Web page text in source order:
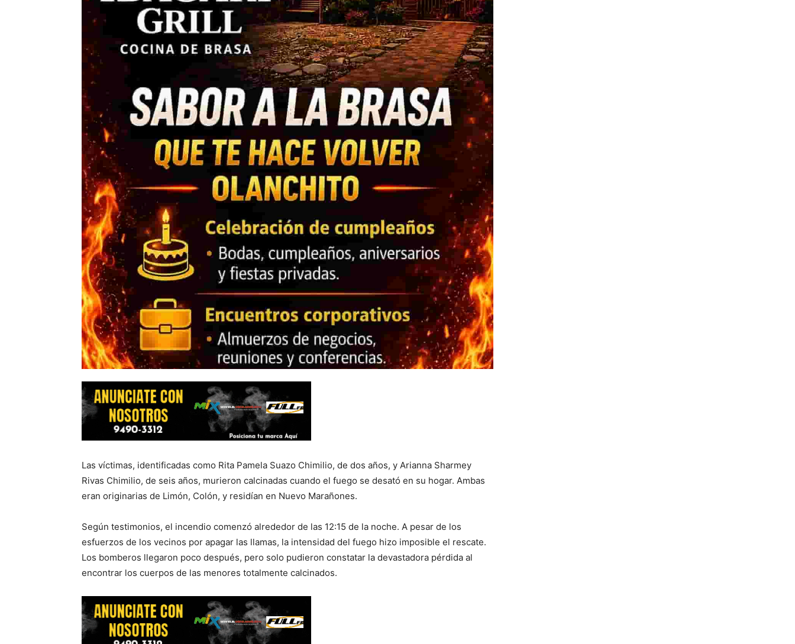
Las víctimas, identificadas como Rita Pamela Suazo Chimilio, de dos años, y Arianna Sharmey
Rivas Chimilio, de seis años, murieron calcinadas cuando el fuego se desató en su hogar. Ambas
eran originarias de Limón, Colón, y residían en Nuevo Marañones.
Según testimonios, el incendio comenzó alrededor de las 12:15 de la noche. A pesar de los
esfuerzos de los vecinos por apagar las llamas, la intensidad del fuego hizo imposible el rescate.
Los bomberos llegaron poco después, pero solo pudieron constatar la devastadora pérdida al
encontrar los cuerpos de las menores totalmente calcinados.